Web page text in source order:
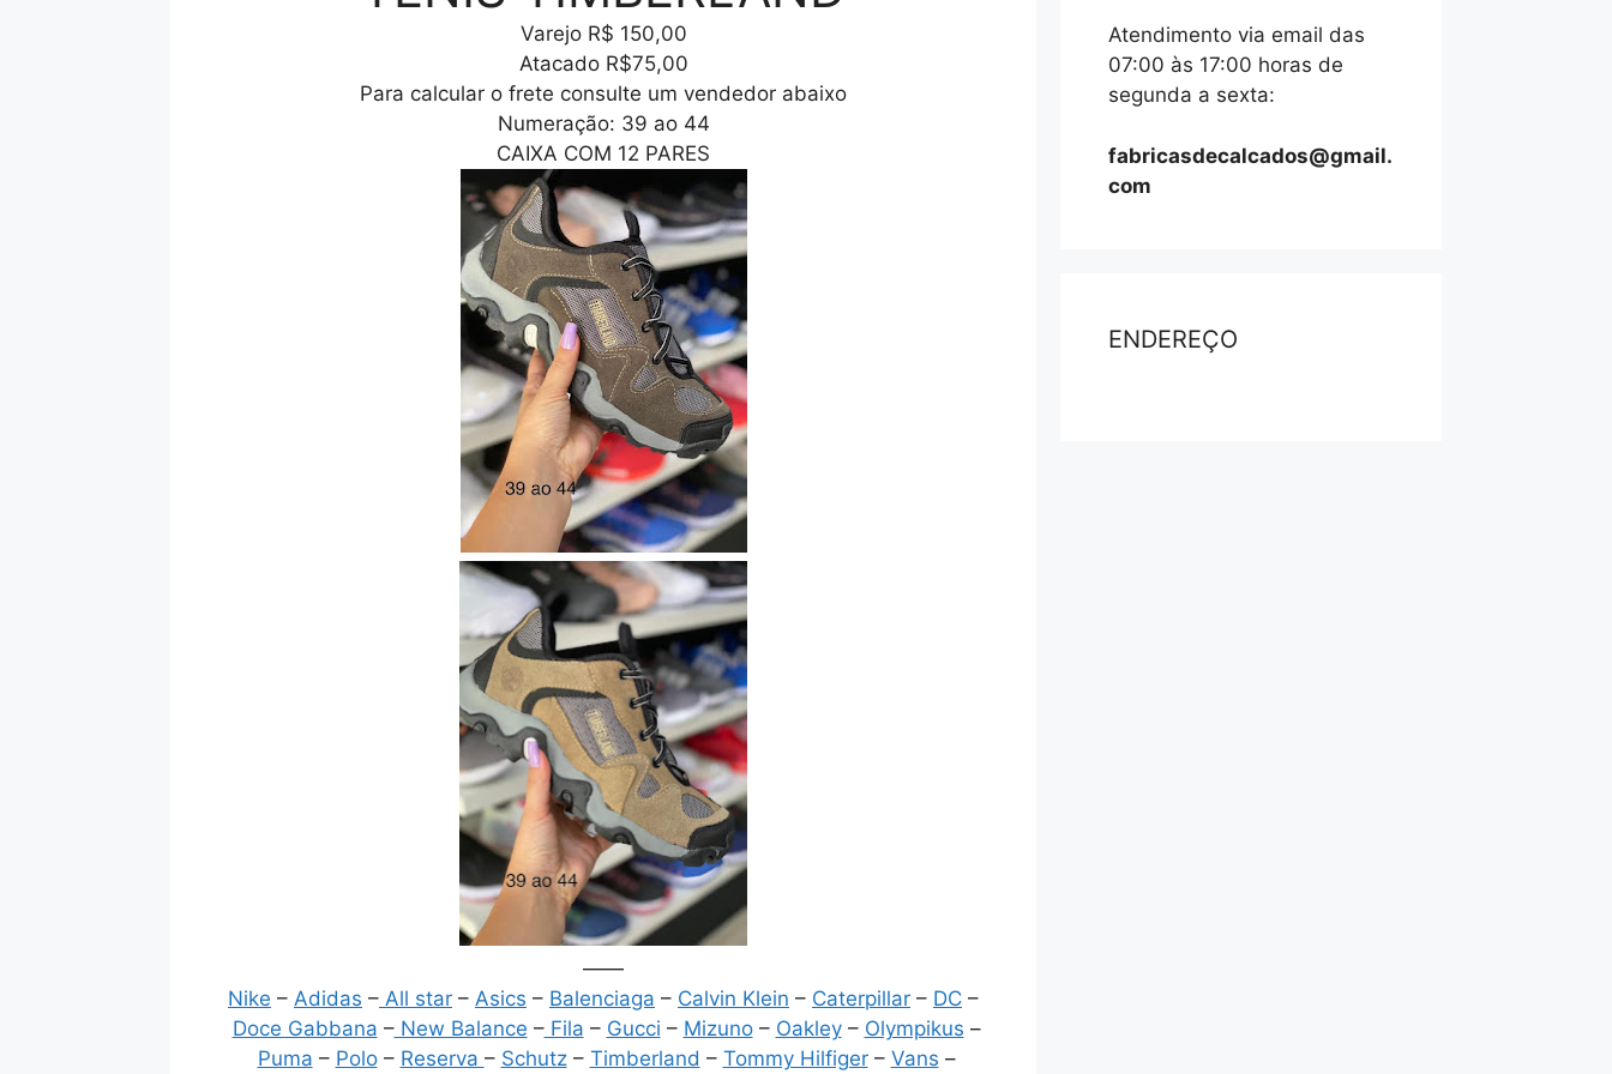
Varejo R$ 150,00
Atacado R$75,00
Para calcular o frete consulte um vendedor abaixo
Numeração: 39 ao 44
CAIXA COM 12 PARES
——
Nike – Adidas – All star – Asics – Balenciaga – Calvin Klein – Caterpillar – DC –
Doce Gabbana –New Balance –Fila – Gucci – Mizuno– Oakley– Olympikus –
Puma – Polo– Reserva – Schutz– Timberland – Tommy Hilfiger– Vans –
Atendimento via email das
07:00 às 17:00 horas de
segunda a sexta:
fabricasdecalcados@gmail.
com
ENDEREÇO